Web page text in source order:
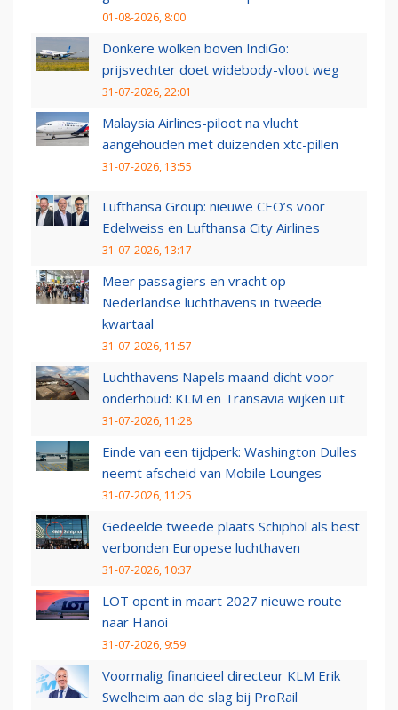
01-08-2026, 8:00
Donkere wolken boven IndiGo:
prijsvechter doet widebody-vloot weg
31-07-2026, 22:01
Malaysia Airlines-piloot na vlucht
aangehouden met duizenden xtc-pillen
31-07-2026, 13:55
Lufthansa Group: nieuwe CEO’s voor
Edelweiss en Lufthansa City Airlines
31-07-2026, 13:17
Meer passagiers en vracht op
Nederlandse luchthavens in tweede
kwartaal
31-07-2026, 11:57
Luchthavens Napels maand dicht voor
onderhoud: KLM en Transavia wijken uit
31-07-2026, 11:28
Einde van een tijdperk: Washington Dulles
neemt afscheid van Mobile Lounges
31-07-2026, 11:25
Gedeelde tweede plaats Schiphol als best
verbonden Europese luchthaven
31-07-2026, 10:37
LOT opent in maart 2027 nieuwe route
naar Hanoi
31-07-2026, 9:59
Voormalig financieel directeur KLM Erik
Swelheim aan de slag bij ProRail